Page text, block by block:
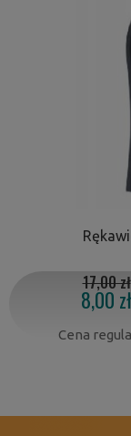
8,00 zł
Cena
17,00 zł